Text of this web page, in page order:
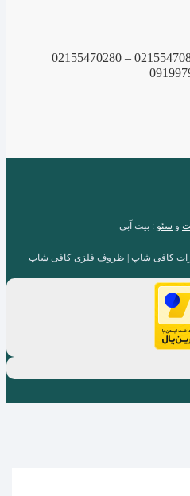
و سئو : بیت آبی
کافی شاپ | ظروف فلزی کافی شاپ